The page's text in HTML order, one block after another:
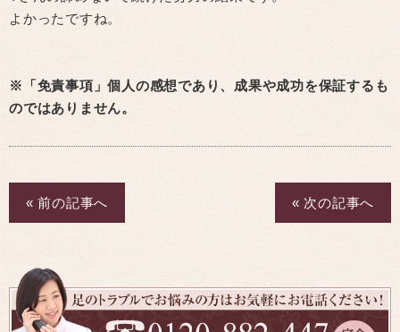
よかったですね。
※「免責事項」個人の感想であり、成果や成功を保証するも
のではありません。
« 前の記事へ « 次の記事へ